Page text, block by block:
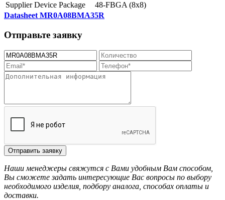
Supplier Device Package
48-FBGA (8x8)
Datasheet MR0A08BMA35R
Отправьте заявку
Отправить заявку
Наши менеджеры свяжутся с Вами удобным Вам способом,
Вы сможете задать интересующие Вас вопросы по выбору
необходимого изделия, подбору аналога, способах оплаты и
доставки.